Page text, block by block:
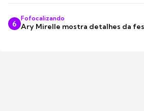
6
Fofocalizando
Ary Mirelle mostra detalhes da